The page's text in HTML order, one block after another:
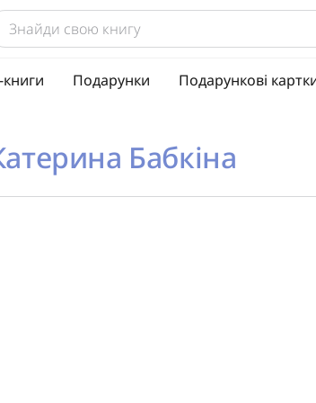
книги Подарунки Подарункові
Бабкіна